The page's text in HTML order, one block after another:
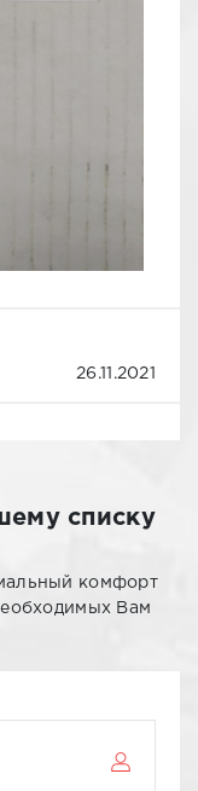
26.11.2021
списку
комфорт
Вам